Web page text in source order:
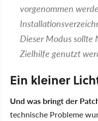
vorgenommen
Dieser Modus sollte
Zielhilfe genutzt
Ein kleiner
Und was bringt der
technische Probleme